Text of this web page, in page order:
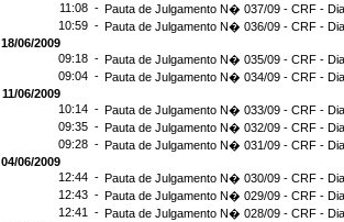
11:08 - Pauta de Julgamento N� 037/09 - CRF -
10:59 - Pauta de Julgamento N� 036/09 - CRF -
18/06/2009
09:18 - Pauta de Julgamento N� 035/09 - CRF -
09:04 - Pauta de Julgamento N� 034/09 - CRF -
11/06/2009
10:14 - Pauta de Julgamento N� 033/09 - CRF -
09:35 - Pauta de Julgamento N� 032/09 - CRF -
09:28 - Pauta de Julgamento N� 031/09 - CRF -
04/06/2009
12:44 - Pauta de Julgamento N� 030/09 - CRF -
12:43 - Pauta de Julgamento N� 029/09 - CRF -
12:41 - Pauta de Julgamento N� 028/09 - CRF -